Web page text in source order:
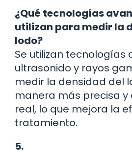
¿Qué tecnologías
utilizan para medir la
lodo?
Se utilizan tecnologías
ultrasonido y rayos
medir la densidad del
manera más precisa y
real, lo que mejora la
tratamiento.
5.